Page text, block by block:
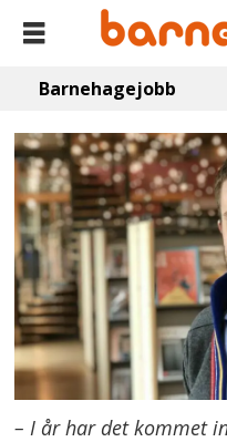
Barnehagejobb
– I år har det kommet